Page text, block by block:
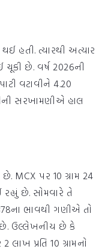
હતી. ત્યારથી અત્યાર
ચૂકી છે. વર્ષ 2026ની
વટાવીને 4.20
સરખામણીએ હાલ
MCX પર 10 ગ્રામ 24
રહ્યું છે. સોમવારે તે
ભાવથી ગણીએ તો
છે. ઉલ્લેખનીય છે કે
પ્રતિ 10 ગ્રામનો